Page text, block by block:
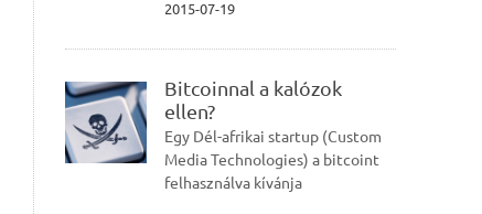
2015-07-19
Bitcoinnal a kalózok
ellen?
Egy Dél-afrikai startup (Custom
Media Technologies) a bitcoint
felhasználva kívánja